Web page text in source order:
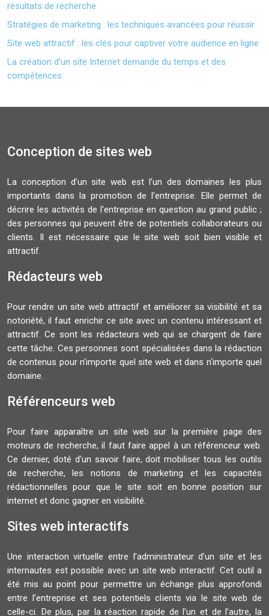
résultats de recherche
Stratégies de marketing : les techniques avancées pour réussir
Site web attractif : les clés pour captiver votre audience en ligne
La création d’un site Internet demande du temps et des
compétences
Conception de sites web
La conception d’un site web est l’un des domaines les plus
importants dans la promotion de l’entreprise. Elle permet de
décrire les activités de l'entreprise en question au grand public ;
des personnes qui peuvent être de potentiels collaborateurs ou
clients. Il est nécessaire que le site web soit bien visible et
attractif.
Rédacteurs web
Pour rendre un site web attractif et améliorer sa visibilité et sa
notoriété, il faut enrichir ce site avec un contenu intéressant et
attractif. Ce sont les rédacteurs web qui se chargent de faire
cette tâche. Ces personnes sont spécialisées dans la rédaction
de contenus pour n’importe quel site web et dans n'importe quel
domaine.
Référenceurs web
Pour faire apparaître un site web sur la première page des
moteurs de recherche, il faut faire appel à un référenceur web.
Ce dernier, doté d'un savoir faire, doit mobiliser tous les outils
de recherche, les notions de marketing et les capacités
rédactionnelles pour que le site soit en bonne position sur
internet et donc gagner en visibilité.
Sites web interactifs
Une interaction virtuelle entre l’administrateur d’un site et les
internautes est possible avec un site web interactif. Cet outil a
été mis au point pour permettre un échange plus approfondi
entre l’entreprise et ses potentiels clients via le site web de
celle-ci. De plus, par la réaction rapide de l’un et de l’autre, la